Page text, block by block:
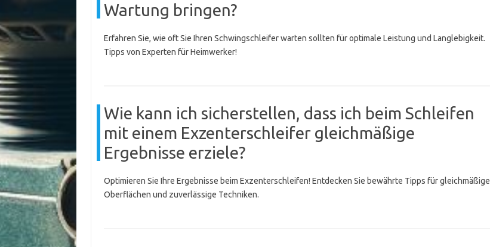
Wartung bringen?
Erfahren Sie, wie oft Sie Ihren Schwingschleifer warten sollten für optimale Leistung und Langlebigkeit.
Tipps von Experten für Heimwerker!
Wie kann ich sicherstellen, dass ich beim Schleifen
mit einem Exzenterschleifer gleichmäßige
Ergebnisse erziele?
Optimieren Sie Ihre Ergebnisse beim Exzenterschleifen! Entdecken Sie bewährte Tipps für gleichmäßige
Oberflächen und zuverlässige Techniken.